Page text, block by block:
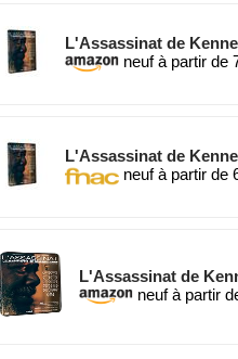
L'Assassinat de
neuf à partir de
L'Assassinat de
neuf à partir de
L'Assassinat de
neuf à partir